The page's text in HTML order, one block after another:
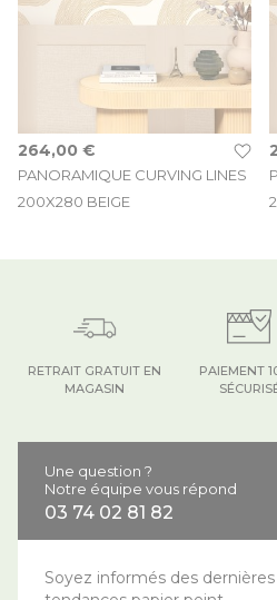
PANORAMIQUE CURVING LINES
200X280 BEIGE
264,00 €
PAIEMENT
RETRAIT GRATUIT EN
MAGASIN
Une question ?
Notre équipe vous répond
03 74 02 81 82
Soyez informés des dernières